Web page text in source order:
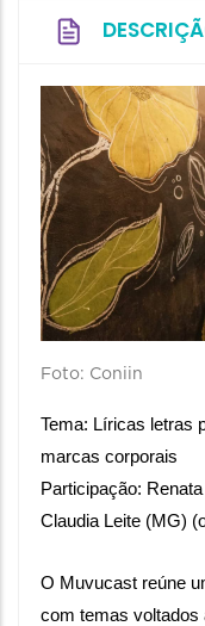
Foto: Coniin
Tema: Líricas letras
marcas corporais
Participação:
Claudia Leite (MG)
O Muvucast reúne
com temas voltados